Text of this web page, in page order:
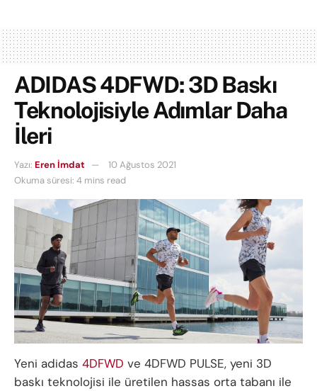
ADIDAS 4DFWD: 3D Baskı
Teknolojisiyle Adımlar Daha
İleri
Yazı: Eren İmdat
10 Ağustos 2021
Okuma süresi: 4 mins read
Yeni adidas 4DFWD ve 4DFWD PULSE, yeni 3D
baskı teknolojisi ile üretilen hassas orta tabanı ile